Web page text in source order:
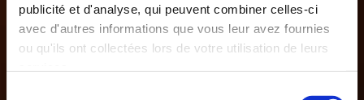
publicité et d'analyse, qui peuvent combiner celles-ci
avec d'autres informations que vous leur avez fournies
ou qu'ils ont collectées lors de votre utilisation de leurs